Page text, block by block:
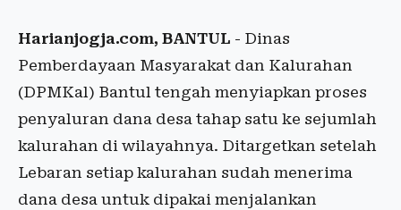
Harianjogja.com, BANTUL - Dinas
Pemberdayaan Masyarakat dan Kalurahan
(DPMKal) Bantul tengah menyiapkan proses
penyaluran dana desa tahap satu ke sejumlah
kalurahan di wilayahnya. Ditargetkan setelah
Lebaran setiap kalurahan sudah menerima
dana desa untuk dipakai menjalankan